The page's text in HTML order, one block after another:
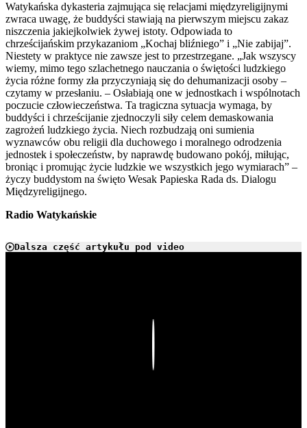
Watykańska dykasteria zajmująca się relacjami międzyreligijnymi
zwraca uwagę, że buddyści stawiają na pierwszym miejscu zakaz
niszczenia jakiejkolwiek żywej istoty. Odpowiada to
chrześcijańskim przykazaniom „Kochaj bliźniego” i „Nie zabijaj”.
Niestety w praktyce nie zawsze jest to przestrzegane. „Jak wszyscy
wiemy, mimo tego szlachetnego nauczania o świętości ludzkiego
życia różne formy zła przyczyniają się do dehumanizacji osoby –
czytamy w przesłaniu. – Osłabiają one w jednostkach i wspólnotach
poczucie człowieczeństwa. Ta tragiczna sytuacja wymaga, by
buddyści i chrześcijanie zjednoczyli siły celem demaskowania
zagrożeń ludzkiego życia. Niech rozbudzają oni sumienia
wyznawców obu religii dla duchowego i moralnego odrodzenia
jednostek i społeczeństw, by naprawdę budowano pokój, miłując,
broniąc i promując życie ludzkie we wszystkich jego wymiarach” –
życzy buddystom na święto Wesak Papieska Rada ds. Dialogu
Międzyreligijnego.
Radio Watykańskie
Dalsza część artykułu pod video